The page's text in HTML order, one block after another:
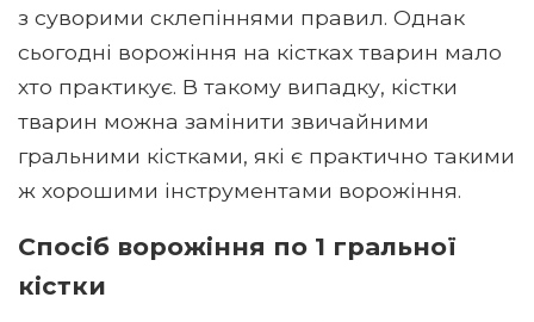
з суворими склепіннями правил. Однак
сьогодні ворожіння на кістках тварин мало
хто практикує. В такому випадку, кістки
тварин можна замінити звичайними
гральними кістками, які є практично такими
ж хорошими інструментами ворожіння.
Спосіб ворожіння по 1 гральної
кістки